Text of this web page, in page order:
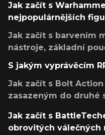
Jak začít s
nejpopulárnějších
Jak začít s barvením
nástroje, základní
S jakým vyprávěcím
Jak začít s Bolt
zasazeným do druhé
Jak začít s
obrovitých válečných